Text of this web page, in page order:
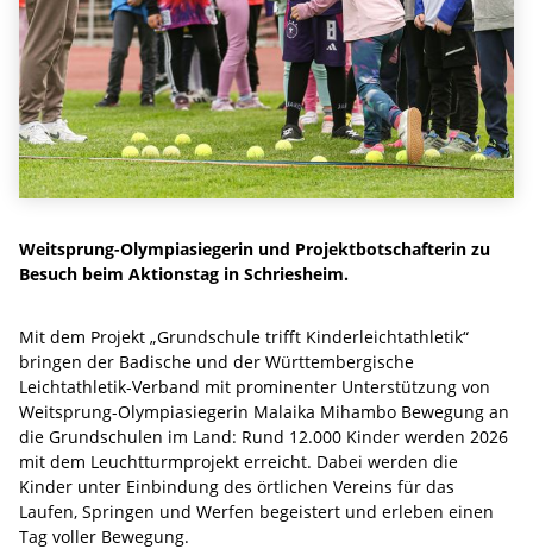
Weitsprung-Olympiasiegerin und Projektbotschafterin zu
Besuch beim Aktionstag in Schriesheim.
Mit dem Projekt „Grundschule trifft Kinderleichtathletik“
bringen der Badische und der Württembergische
Leichtathletik-Verband mit prominenter Unterstützung von
Weitsprung-Olympiasiegerin Malaika Mihambo Bewegung an
die Grundschulen im Land: Rund 12.000 Kinder werden 2026
mit dem Leuchtturmprojekt erreicht. Dabei werden die
Kinder unter Einbindung des örtlichen Vereins für das
Laufen, Springen und Werfen begeistert und erleben einen
Tag voller Bewegung.